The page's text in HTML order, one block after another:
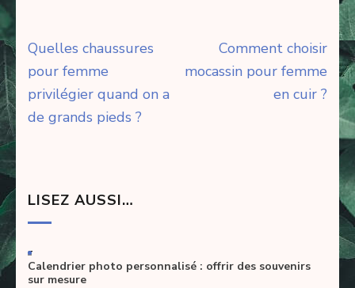
Navigation
de
l’article
Quelles chaussures
pour femme
privilégier quand on a
de grands pieds ?
Comment choisir
mocassin pour femme
en cuir ?
LISEZ AUSSI…
-
Calendrier photo personnalisé : offrir des souvenirs
sur mesure